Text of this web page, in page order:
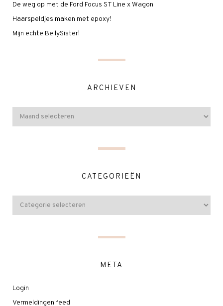
De weg op met de Ford Focus ST Line x Wagon
Haarspeldjes maken met epoxy!
Mijn echte BellySister!
ARCHIEVEN
CATEGORIEËN
META
Login
Vermeldingen feed